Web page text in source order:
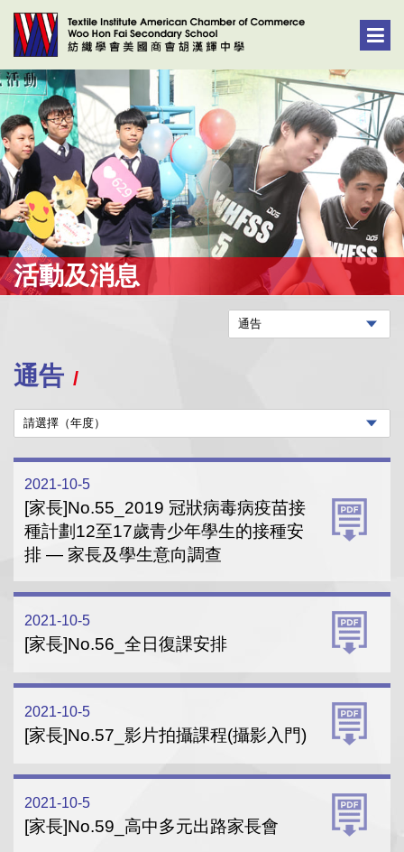
活動及消息
通告
2021-10-5
[家長]No.55_2019 冠狀病毒病疫苗接
種計劃12至17歲青少年學生的接種安
排 — 家長及學生意向調查
2021-10-5
[家長]No.56_全日復課安排
2021-10-5
[家長]No.57_影片拍攝課程(攝影入門)
2021-10-5
[家長]No.59_高中多元出路家長會